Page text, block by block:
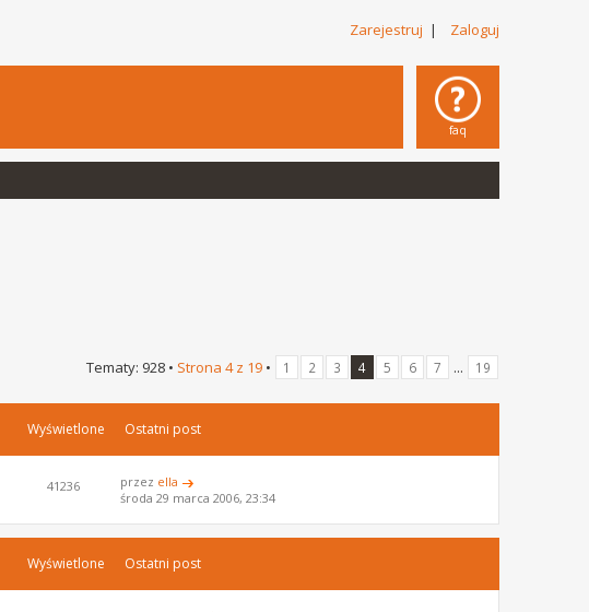
Zarejestruj | Zaloguj
faq
Tematy: 928 • Strona 4z 19 • 1 2 3 4 5 6 7 ... 19
Wyświetlone Ostatni post
41236 przez ella
środa 29 marca 2006, 23:34
Wyświetlone Ostatni post